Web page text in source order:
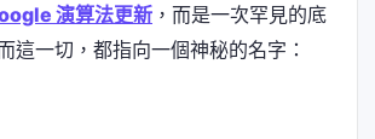
演算法更新 ，而是一次罕見的底
這一切，都指向一個神秘的名字：